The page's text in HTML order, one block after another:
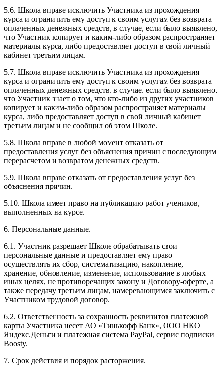
5.6. Школа вправе исключить Участника из прохождения
курса и ограничить ему доступ к своим услугам без возврата
оплаченных денежных средств, в случае, если было выявлено,
что Участник копирует и каким-либо образом распространяет
материалы курса, либо предоставляет доступ в свой личный
кабинет третьим лицам.
5.7. Школа вправе исключить Участника из прохождения
курса и ограничить ему доступ к своим услугам без возврата
оплаченных денежных средств, в случае, если было выявлено,
что Участник знает о том, что кто-либо из других участников
копирует и каким-либо образом распространяет материалы
курса, либо предоставляет доступ в свой личный кабинет
третьим лицам и не сообщил об этом Школе.
5.8. Школа вправе в любой момент отказать от
предоставления услуг без объяснения причин с последующим
перерасчетом и возвратом денежных средств.
5.9. Школа вправе отказать от предоставления услуг без
объяснения причин.
5.10. Школа имеет право на публикацию работ учеников,
выполненных на курсе.
6. Персональные данные.
6.1. Участник разрешает Школе обрабатывать свои
персональные данные и предоставляет ему право
осуществлять их сбор, систематизацию, накопление,
хранение, обновление, изменение, использование в любых
иных целях, не противоречащих закону и Договору-оферте, а
также передачу третьим лицам, намеревающимся заключить с
Участником трудовой договор.
6.2. Ответственность за сохранность реквизитов платежной
карты Участника несет АО «Тинькофф Банк», ООО НКО
Яндекс.Деньги и платежная система PayPal, сервис подписки
Boosty.
7. Срок действия и порядок расторжения.